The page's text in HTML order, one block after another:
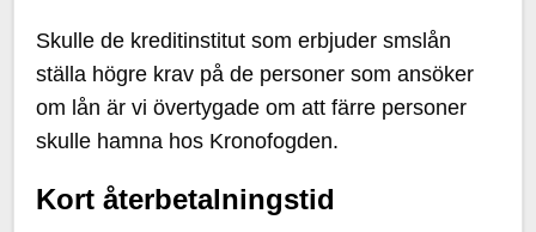
Skulle de kreditinstitut som erbjuder smslån
ställa högre krav på de personer som ansöker
om lån är vi övertygade om att färre personer
skulle hamna hos Kronofogden.
Kort återbetalningstid